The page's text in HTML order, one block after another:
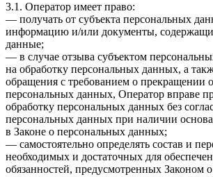
3.1. Оператор имеет право:
— получать от субъекта персональных
информацию и/или документы,
данные;
— в случае отзыва субъектом
на обработку персональных данных, а
обращения с требованием о прекращении
персональных данных, Оператор вправе
обработку персональных данных без
персональных данных при наличии
в Законе о персональных данных;
— самостоятельно определять состав и
необходимых и достаточных для
обязанностей, предусмотренных Законом